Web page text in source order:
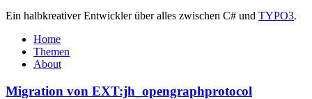
Ein halbkreativer Entwickler über alles zwischen C# und TYPO3.
Home
Themen
About
Migration von EXT:jh_opengraphprotocol